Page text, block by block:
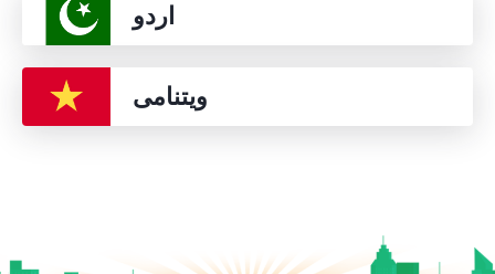
اردو
ویتنامی